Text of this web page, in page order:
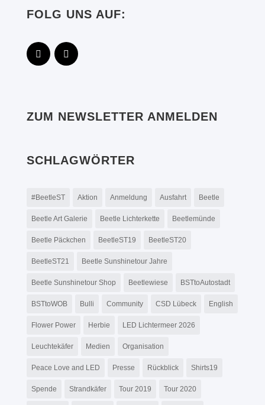
FOLG UNS AUF:
ZUM NEWSLETTER ANMELDEN
SCHLAGWÖRTER
#BeetleST Aktion Anmeldung Ausfahrt Beetle
Beetle Art Galerie Beetle Lichterkette Beetlemünde
Beetle Päckchen BeetleST19 BeetleST20
BeetleST21 Beetle Sunshinetour Jahre
Beetle Sunshinetour Shop Beetlewiese BSTtoAutostadt
BSTtoWOB Bulli Community CSD Lübeck English
Flower Power Herbie LED Lichtermeer 2026
Leuchtekäfer Medien Organisation
Peace Love and LED Presse Rückblick Shirts19
Spende Strandkäfer Tour 2019 Tour 2020